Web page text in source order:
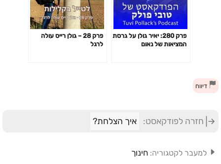
פרק 280: יאיר גולן על גרסת
המציאות של נאום
פרק 28 – גולן רייס עולה
לרגל
דיווח
חזרה לפודקאסט: איך הצלחת?
למעבר לקטגוריה: חינוך